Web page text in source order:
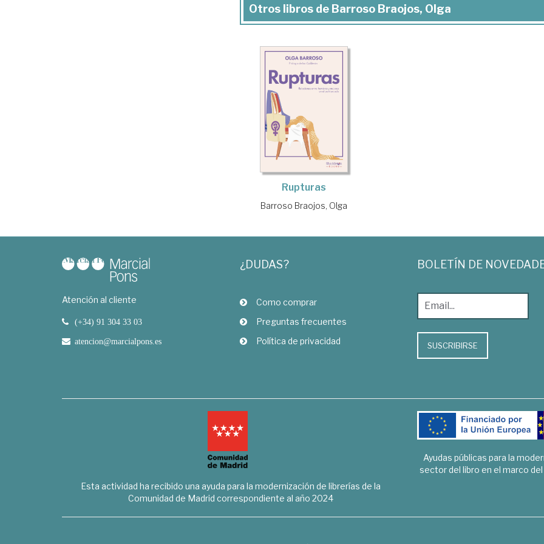
Otros libros de Barroso Braojos, Olga
Rupturas
Barroso Braojos, Olga
Atención al cliente
(+34) 91 304 33 03
atencion@marcialpons.es
¿DUDAS?
Como comprar
Preguntas frecuentes
Política de privacidad
BOLETÍN DE
SUSCRIBIRSE
Esta actividad ha recibido una ayuda para la modernización de librerías de la
Comunidad de Madrid correspondiente al año 2024
Ayudas públicas para la
sector del libro en el marco